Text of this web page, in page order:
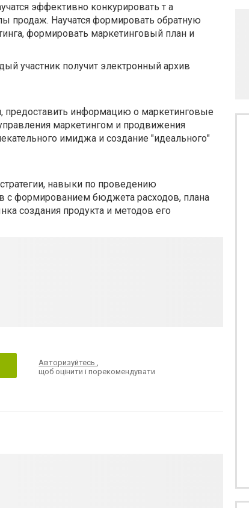
эффективно конкурировать т а
продаж. Научатся формировать обратную
формировать маркетинговый план и
участник получит электронный архив
предоставить информацию о маркетинговые
маркетингом и продвижения
имиджа и создание "идеального"
навыки по проведению
с формированием бюджета расходов, плана
создания продукта и методов его
Авторизуйтесь,
щоб оцінити і порекомендувати